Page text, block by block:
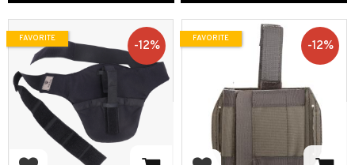
12%
FAVORITE 12%
FAVORITE